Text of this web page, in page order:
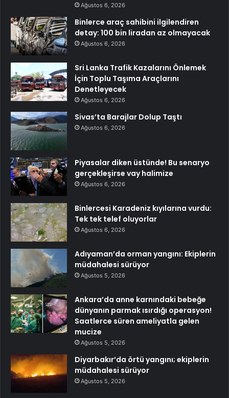
Ağustos 6, 2026
Binlerce araç sahibini ilgilendiren
detay: 100 bin liradan az olmayacak
Ağustos 6, 2026
Sri Lanka Trafik Kazalarını Önlemek
İçin Toplu Taşıma Araçlarını
Denetleyecek
Ağustos 6, 2026
Sivas’ta Barajlar Dolup Taştı
Ağustos 6, 2026
Piyasalar diken üstünde! Bu senaryo
gerçekleşirse vay halimize
Ağustos 6, 2026
Binlercesi Karadeniz kıyılarına vurdu:
Tek tek telef oluyorlar
Ağustos 6, 2026
Adıyaman’da orman yangını: Ekiplerin
müdahalesi sürüyor
Ağustos 5, 2026
Ankara’da anne karnındaki bebeğe
dünyanın parmak ısırdığı operasyon!
Saatlerce süren ameliyatla gelen
mucize
Ağustos 5, 2026
Diyarbakır’da örtü yangını; ekiplerin
müdahalesi sürüyor
Ağustos 5, 2026